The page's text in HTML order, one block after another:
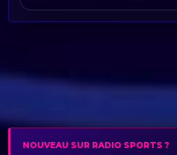
NOUVEAU SUR RADIO SPORTS ?